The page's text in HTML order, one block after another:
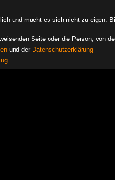
und macht es sich nicht zu eigen.
Seite oder die Person, von
und der Datenschutzerklärung